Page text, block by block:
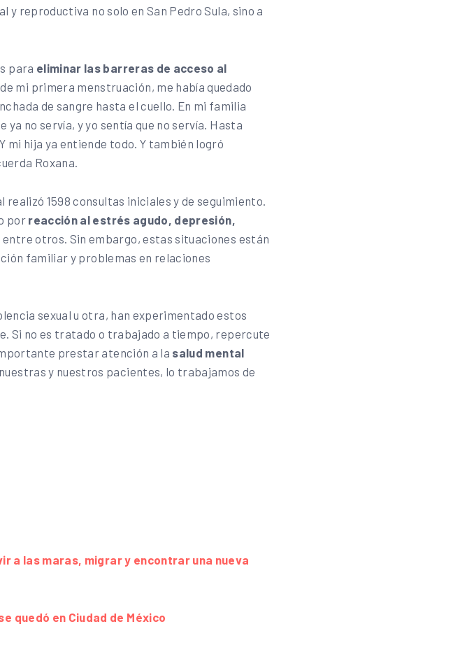
y reproductiva no solo en San Pedro Sula, sino a
para eliminar las barreras de acceso al
mi primera menstruación, me había quedado
de sangre hasta el cuello. En mi familia
no servía, y yo sentía que no servía. Hasta
mi hija ya entiende todo. Y también logró
Roxana.
1598 consultas iniciales y de seguimiento.
por reacción al estrés agudo, depresión,
entre otros. Sin embargo, estas situaciones están
familiar y problemas en relaciones
sexual u otra, han experimentado estos
Si no es tratado o trabajado a tiempo, repercute
prestar atención a la salud mental
y nuestros pacientes, lo trabajamos de
a las maras, migrar y encontrar una nueva
quedó en Ciudad de México